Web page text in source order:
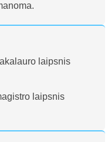
laipsnis
laipsnis